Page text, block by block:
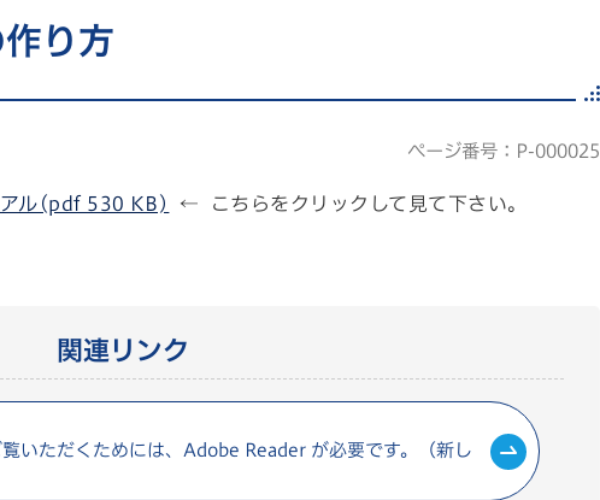
り方
ページ番号：P-000025
アル(pdf 530 KB) ← こちらをクリックして見て下さい。
関連リンク
覧いただくためには、Adobe Reader が必要です。（新し